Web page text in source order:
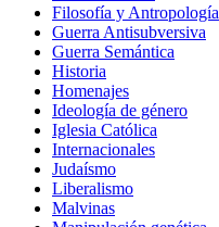
Filosofía y Antropología
Guerra Antisubversiva
Guerra Semántica
Historia
Homenajes
Ideología de género
Iglesia Católica
Internacionales
Judaísmo
Liberalismo
Malvinas